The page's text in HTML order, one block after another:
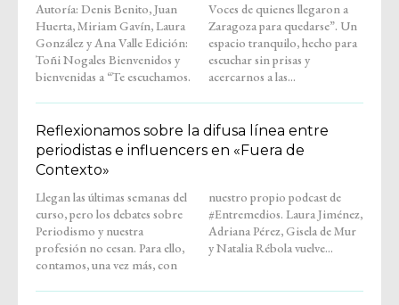
Autoría: Denis Benito, Juan
Huerta, Miriam Gavín, Laura
González y Ana Valle Edición:
Toñi Nogales Bienvenidos y
bienvenidas a “Te escuchamos.
Voces de quienes llegaron a
Zaragoza para quedarse”. Un
espacio tranquilo, hecho para
escuchar sin prisas y
acercarnos a las...
Reflexionamos sobre la difusa línea entre
periodistas e influencers en «Fuera de
Contexto»
Llegan las últimas semanas del
curso, pero los debates sobre
Periodismo y nuestra
profesión no cesan. Para ello,
contamos, una vez más, con
nuestro propio podcast de
#Entremedios. Laura Jiménez,
Adriana Pérez, Gisela de Mur
y Natalia Rébola vuelve...